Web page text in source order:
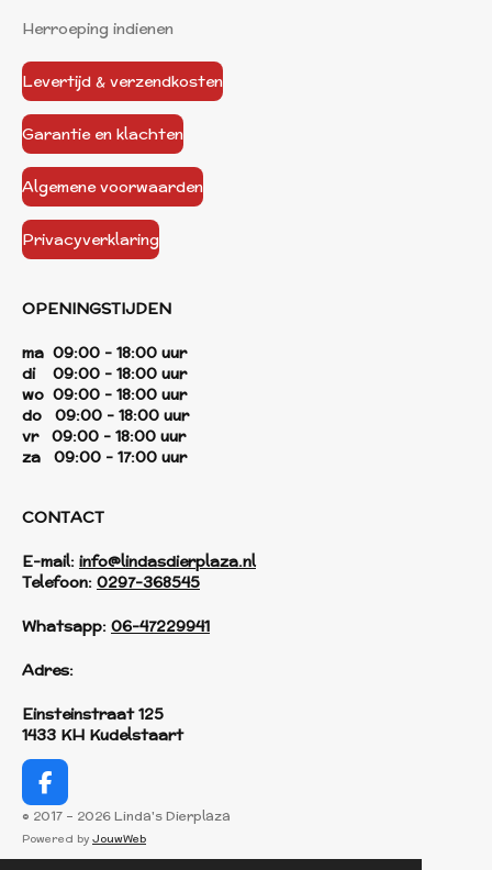
Herroeping indienen
Levertijd & verzendkosten
Garantie en klachten
Algemene voorwaarden
Privacyverklaring
OPENINGSTIJDEN
ma 09:00 - 18:00 uur
di 09:00 - 18:00 uur
wo 09:00 - 18:00 uur
do 09:00 - 18:00 uur
vr 09:00 - 18:00 uur
za 09:00 - 17:00 uur
CONTACT
E-mail: info@lindasdierplaza.nl
Telefoon: 0297-368545
Whatsapp: 06-47229941
Adres:
Einsteinstraat 125
1433 KH Kudelstaart
F
a
c
e
© 2017 - 2026 Linda's Dierplaza
Powered by JouwWeb